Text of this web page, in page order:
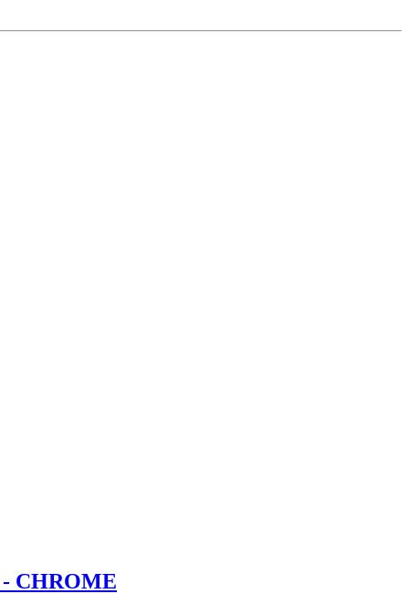
CHROME